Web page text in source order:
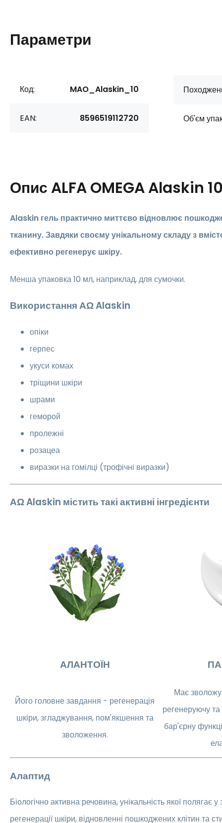
Параметри
Код: MAO_Alaskin_10
EAN: 8596519112720 Об'єм
Опис ALFA OMEGA Alaskin
Alaskin гель практично миттєво відновлює
тканину. Завдяки своєму унікальному складу з
ефективно регенерує шкіру.
Менша упаковка 10 мл, наприклад, для сумочки.
Використання ΑΩ Alaskin
опіки
герпес
укуси комах
тріщини шкіри
шрами
геморой
пролежні
розацеа
виразки на гомілці (трофічні виразки)
ΑΩ Alaskin містить такі активні інгредієнти
АЛАНТОЇН
Його головне завдання - регенерація
шкіри, згладжування, пом'якшення та
зволоження.
Має
регенеруючу
бар'єрну
Алаптид
Біологічно активна речовина, унікальність якої полягає у
регенерації шкіри, відновленні пошкоджених клітин та